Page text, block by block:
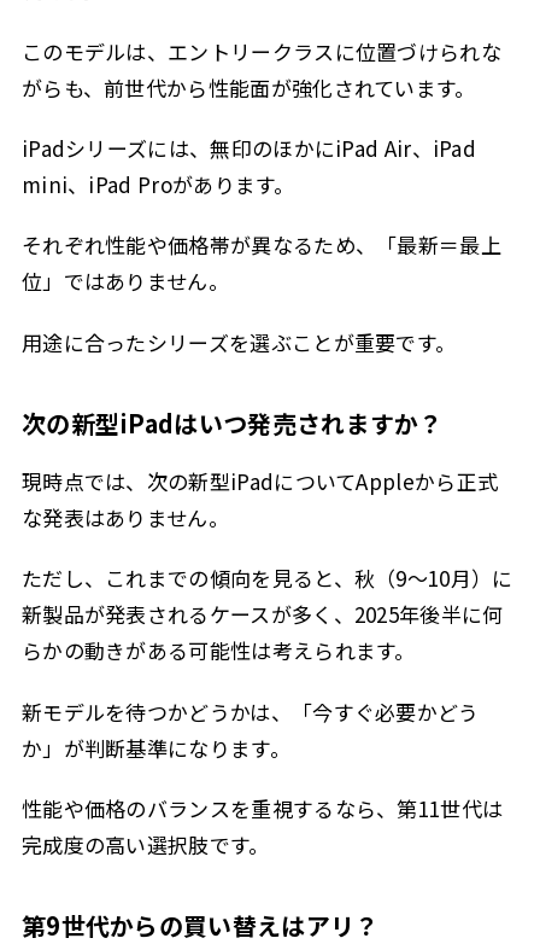
このモデルは、エントリークラスに位置づけられな
がらも、前世代から性能面が強化されています。
iPadシリーズには、無印のほかにiPad Air、iPad
mini、iPad Proがあります。
それぞれ性能や価格帯が異なるため、「最新＝最上
位」ではありません。
用途に合ったシリーズを選ぶことが重要です。
次の新型iPadはいつ発売されますか？
現時点では、次の新型iPadについてAppleから正式
な発表はありません。
ただし、これまでの傾向を見ると、秋（9〜10月）に
新製品が発表されるケースが多く、2025年後半に何
らかの動きがある可能性は考えられます。
新モデルを待つかどうかは、「今すぐ必要かどう
か」が判断基準になります。
性能や価格のバランスを重視するなら、第11世代は
完成度の高い選択肢です。
第9世代からの買い替えはアリ？